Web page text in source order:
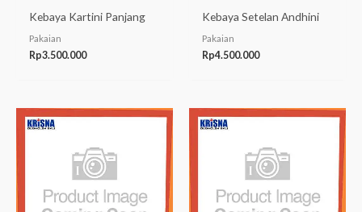
Kebaya Kartini Panjang
Pakaian
Rp3.500.000
Kebaya Setelan Andhini
Pakaian
Rp4.500.000